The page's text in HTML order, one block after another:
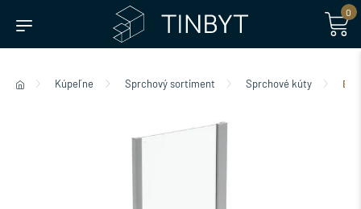
0
Kúpeľne Sprchový sortiment Sprchové kúty